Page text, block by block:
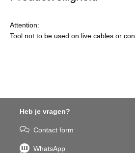
Attention:
Tool not to be used on live cables or
Heb je vragen?
Contact form
WhatsApp